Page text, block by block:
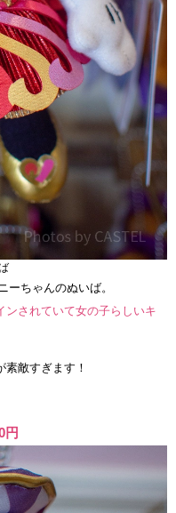
ちゃんのぬいば。
ンされていて女の子らしいキ
敵すぎます！
円